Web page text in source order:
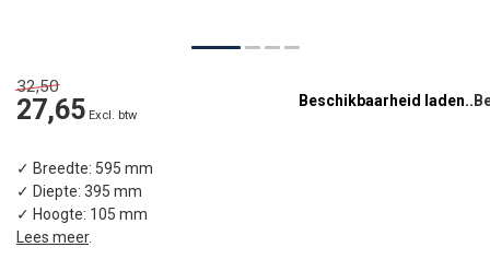
32,50
27,65 Excl. btw
Beschikbaarheid laden..
✓ Breedte: 595 mm
✓ Diepte: 395 mm
✓ Hoogte: 105 mm
Lees meer.